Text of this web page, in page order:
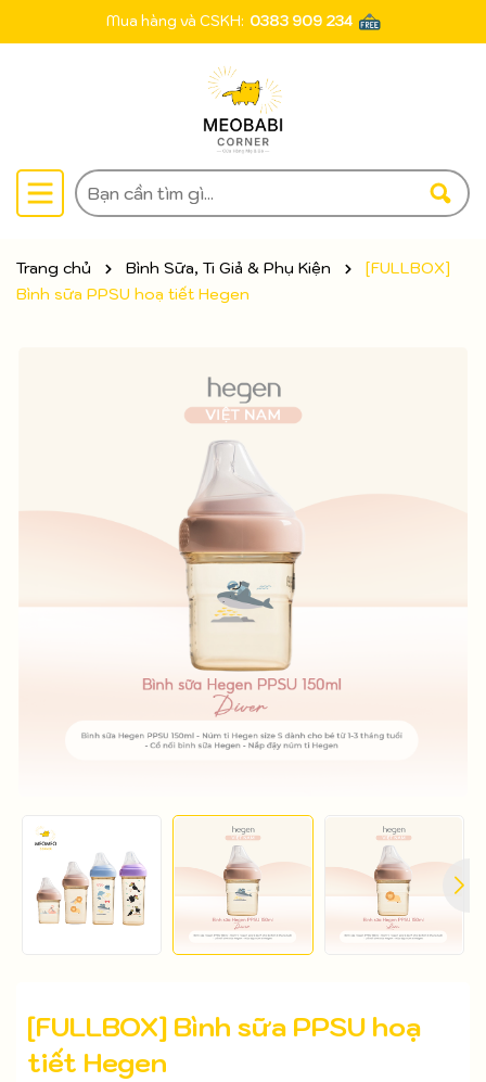
Mua hàng và CSKH: 0383 909 234
Trang chủ Bình Sữa, Ti Giả & Phụ Kiện
[FULLBOX]
Bình sữa PPSU hoạ tiết Hegen
[FULLBOX] Bình sữa PPSU hoạ
tiết Hegen